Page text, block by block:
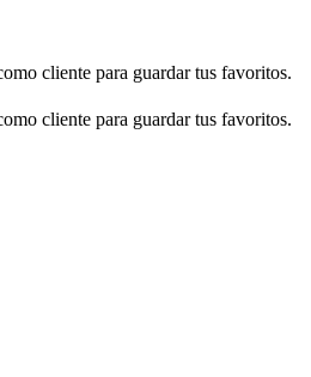
cliente para guardar tus favoritos.
cliente para guardar tus favoritos.